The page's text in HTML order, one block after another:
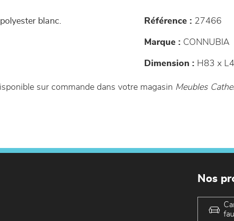
blanc. Référence : 27466
Marque : CONNUBIA
Dimension : H83 x
sur commande dans votre magasin Meubles
Nos